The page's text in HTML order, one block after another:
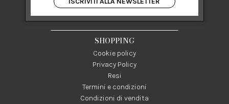
84122 Salerno Italia
P IVA 03024950655
SHOPPING
Cookie policy
Privacy Policy
Resi
Termini e condizioni
Condizioni di vendita